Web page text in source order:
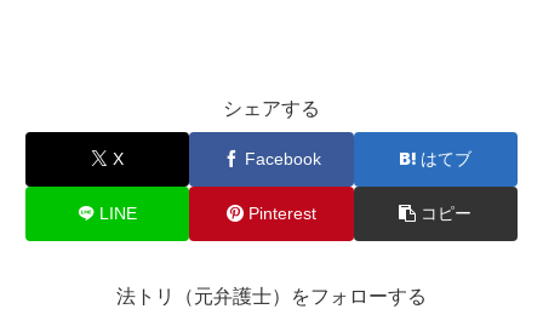
シェアする
X Facebook はてブ
LINE Pinterest コピー
法トリ（元弁護士）をフォローする